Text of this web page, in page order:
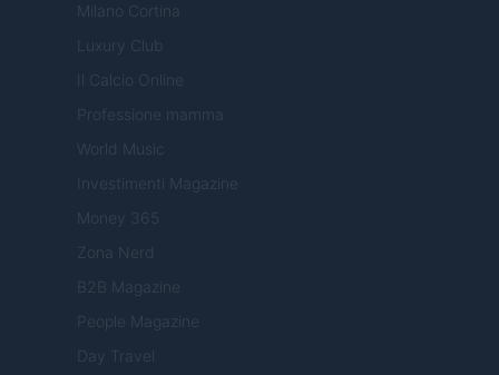
Milano Cortina
Luxury Club
Il Calcio Online
Professione mamma
World Music
Investimenti Magazine
Money 365
Zona Nerd
B2B Magazine
People Magazine
Day Travel